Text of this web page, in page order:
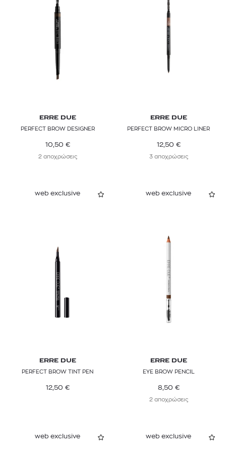
ERRE DUE
PERFECT BROW DESIGNER
10,50 €
2 αποχρώσεις
ERRE DUE
PERFECT BROW MICRO LINER
12,50 €
3 αποχρώσεις
web exclusive
ERRE DUE
PERFECT BROW TINT PEN
12,50 €
web exclusive
ERRE DUE
EYE BROW PENCIL
8,50 €
2 αποχρώσεις
web exclusive web exclusive